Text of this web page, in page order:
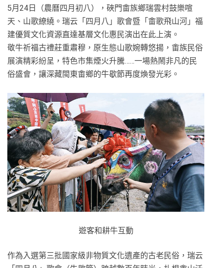
5月24日（農曆四月初八），硤門畬族鄉瑞雲村鼓樂喧
天、山歌繚繞。瑞云「四月八」歌會暨「畬歌飛山河」福
建優質文化資源直達基層文化惠民演出在此上演。
敬牛祈福古禮莊重肅穆，原生態山歌婉轉悠揚，畬族民俗
展演精彩紛呈，特色市集煙火升騰……一場熱鬧非凡的民
俗盛會，讓深藏閩東畬鄉的牛歇節再度煥發光彩。
遊客和耕牛互動
作為入選第三批國家級非物質文化遺產的古老民俗，瑞云